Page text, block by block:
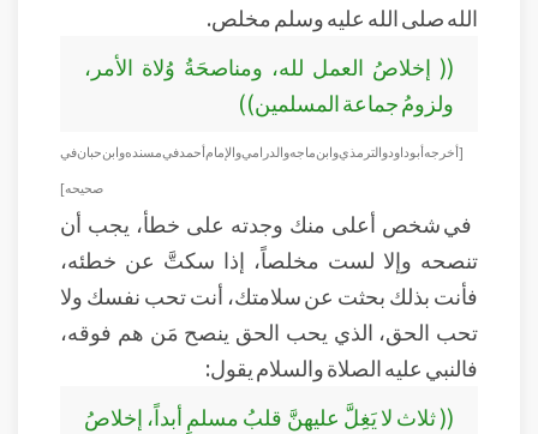
الله صلى الله عليه وسلم مخلص.
(( إخلاصُ العمل لله، ومناصحَةُ وُلاة الأمر،
ولزومُ جماعة المسلمين))
[أخرجه أبو داود والترمذي وابن ماجه والدرامي والإمام أحمد في مسنده وابن حبان في
صحيحه]
في شخص أعلى منك وجدته على خطأ، يجب أن
تنصحه وإلا لست مخلصاً، إذا سكتَّ عن خطئه،
فأنت بذلك بحثت عن سلامتك، أنت تحب نفسك ولا
تحب الحق، الذي يحب الحق ينصح مَن هم فوقه،
فالنبي عليه الصلاة والسلام يقول:
(( ثلاث لا يَغِلَّ عليهنَّ قلبُ مسلمٍ أبداً، إخلاصُ